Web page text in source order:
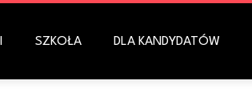
SZKOŁA DLA KANDYDATÓW